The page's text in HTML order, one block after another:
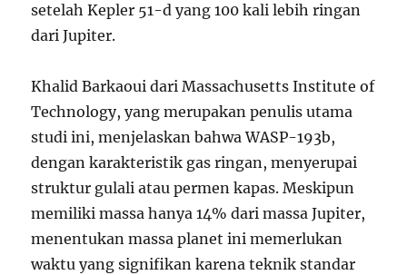
setelah Kepler 51-d yang 100 kali lebih ringan
dari Jupiter.
Khalid Barkaoui dari Massachusetts Institute of
Technology, yang merupakan penulis utama
studi ini, menjelaskan bahwa WASP-193b,
dengan karakteristik gas ringan, menyerupai
struktur gulali atau permen kapas. Meskipun
memiliki massa hanya 14% dari massa Jupiter,
menentukan massa planet ini memerlukan
waktu yang signifikan karena teknik standar